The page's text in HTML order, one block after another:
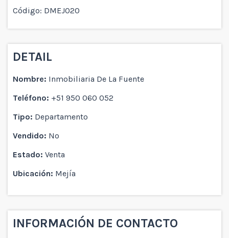
Código: DMEJ020
DETAIL
Nombre: Inmobiliaria De La Fuente
Teléfono: +51 950 060 052
Tipo: Departamento
Vendido: No
Estado: Venta
Ubicación: Mejía
INFORMACIÓN DE CONTACTO